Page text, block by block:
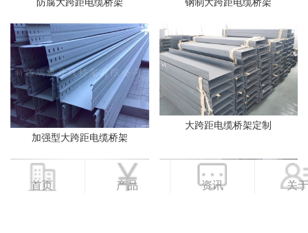
防腐大跨距电缆桥架 钢制大跨距电缆桥架
加强型大跨距电缆桥架
大跨距电缆桥架定制
首页 产品 资讯 关于